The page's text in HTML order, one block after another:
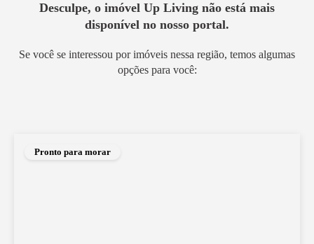
Desculpe, o imóvel Up Living não está mais
disponível no nosso portal.
Se você se interessou por imóveis nessa região, temos algumas
opções para você:
Pronto para morar